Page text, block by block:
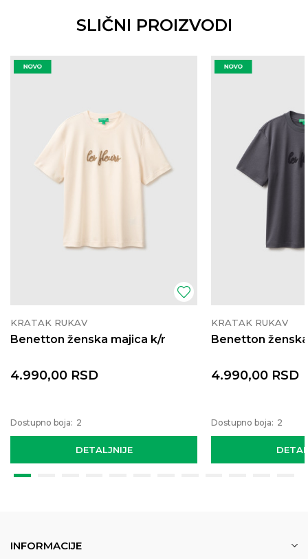
SLIČNI PROIZVODI
KRATAK RUKAV
Benetton ženska majica k/r
DETALJNIJE
4.990,00 RSD
Dostupno boja: 2
KRATAK RUKAV
Benetton
4.990,00 RSD
Dostupno boja: 2
INFORMACIJE